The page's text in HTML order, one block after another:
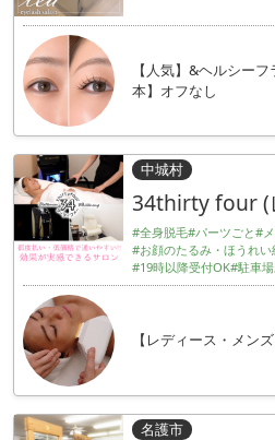
【人気】&ヘルシー
本】オフなし
中城村
34thirty four (
#全身脱毛#パーツごと#
#お顔のたるみ・ほうれい
#19時以降受付OK#駐車場
【レディース・メ
名護市